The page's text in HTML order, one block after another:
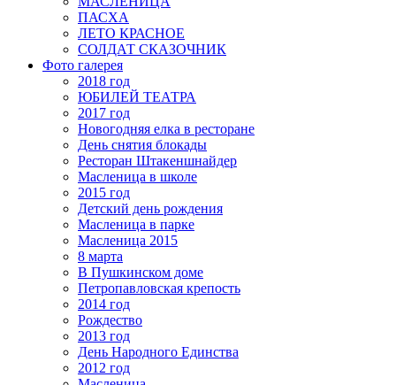
ПАСХА
ЛЕТО КРАСНОЕ
СОЛДАТ СКАЗОЧНИК
Фото галерея
2018 год
ЮБИЛЕЙ ТЕАТРА
2017 год
Новогодняя елка в ресторане
День снятия блокады
Ресторан Штакеншнайдер
Масленица в школе
2015 год
Детский день рождения
Масленица в парке
Масленица 2015
8 марта
В Пушкинском доме
Петропавловская крепость
2014 год
Рождество
2013 год
День Народного Единства
2012 год